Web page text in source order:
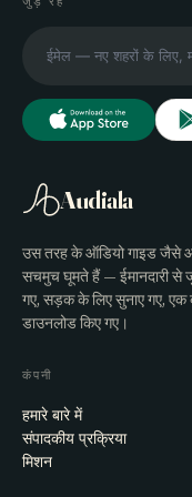
Audiala
उस तरह के ऑडियो गाइड जैसे
सचमुच घूमते हैं — ईमानदारी से
गए, सड़क के लिए सुनाए गए, एक
डाउनलोड किए गए।
कंपनी
हमारे बारे में
संपादकीय प्रक्रिया
मिशन